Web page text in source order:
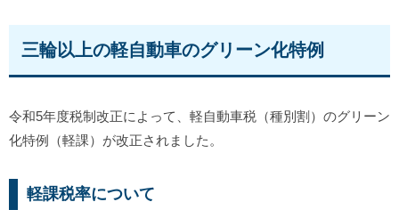
三輪以上の軽自動車のグリーン化特例
令和5年度税制改正によって、軽自動車税（種別割）のグリーン
化特例（軽課）が改正されました。
軽課税率について